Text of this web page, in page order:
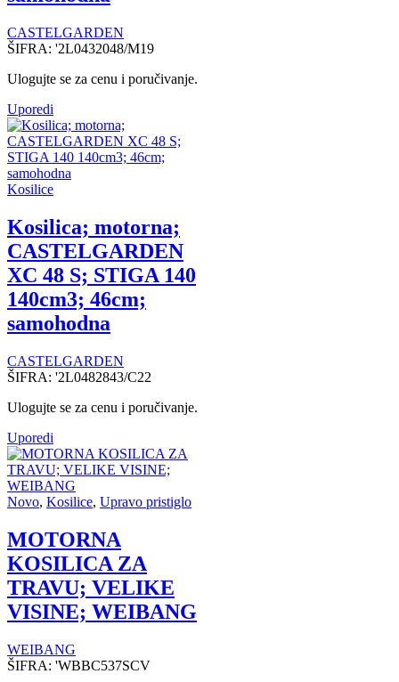
CASTELGARDEN
ŠIFRA: '2L0432048/M19
Ulogujte se za cenu i poručivanje.
Uporedi
Kosilice
Kosilica; motorna;
CASTELGARDEN
XC 48 S; STIGA 140
140cm3; 46cm;
samohodna
CASTELGARDEN
ŠIFRA: '2L0482843/C22
Ulogujte se za cenu i poručivanje.
Uporedi
Novo, Kosilice, Upravo pristiglo
MOTORNA
KOSILICA ZA
TRAVU; VELIKE
VISINE; WEIBANG
WEIBANG
ŠIFRA: 'WBBC537SCV